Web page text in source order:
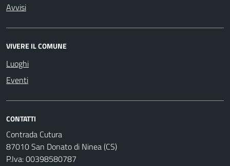
Avvisi
VIVERE IL COMUNE
Luoghi
Eventi
CONTATTI
Contrada Cutura
87010 San Donato di Ninea (CS)
P.Iva: 00398580787